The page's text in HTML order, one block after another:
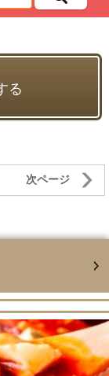
る
次ページ